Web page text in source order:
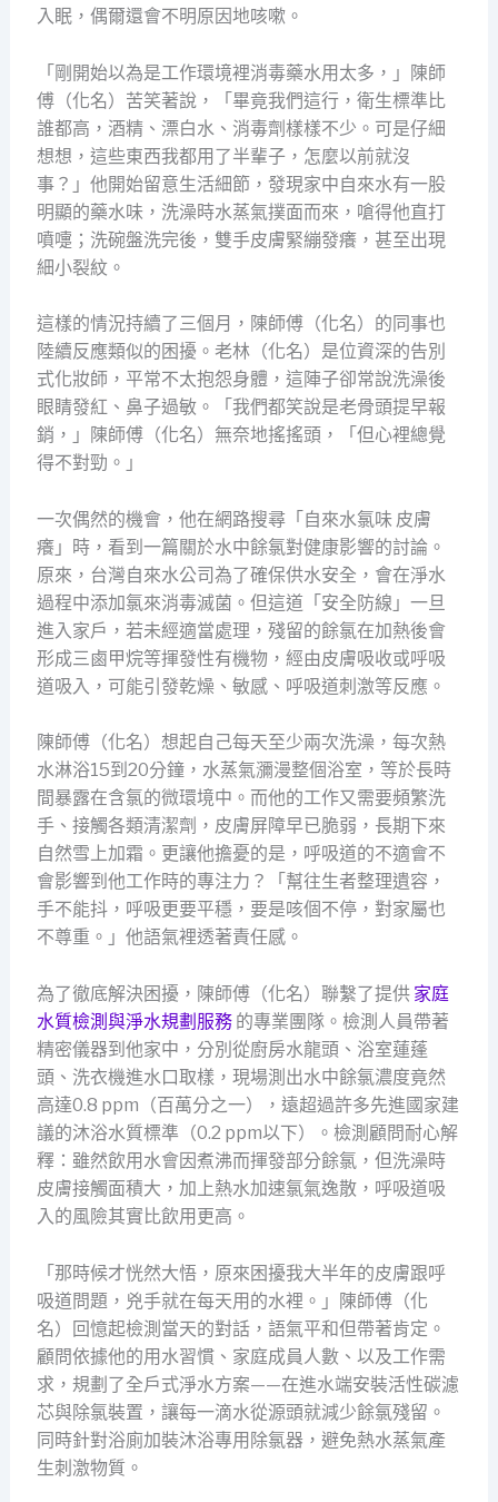
入眠，偶爾還會不明原因地咳嗽。
「剛開始以為是工作環境裡消毒藥水用太多，」陳師
傅（化名）苦笑著說，「畢竟我們這行，衛生標準比
誰都高，酒精、漂白水、消毒劑樣樣不少。可是仔細
想想，這些東西我都用了半輩子，怎麼以前就沒
事？」他開始留意生活細節，發現家中自來水有一股
明顯的藥水味，洗澡時水蒸氣撲面而來，嗆得他直打
噴嚏；洗碗盤洗完後，雙手皮膚緊繃發癢，甚至出現
細小裂紋。
這樣的情況持續了三個月，陳師傅（化名）的同事也
陸續反應類似的困擾。老林（化名）是位資深的告別
式化妝師，平常不太抱怨身體，這陣子卻常說洗澡後
眼睛發紅、鼻子過敏。「我們都笑說是老骨頭提早報
銷，」陳師傅（化名）無奈地搖搖頭，「但心裡總覺
得不對勁。」
一次偶然的機會，他在網路搜尋「自來水氯味 皮膚
癢」時，看到一篇關於水中餘氯對健康影響的討論。
原來，台灣自來水公司為了確保供水安全，會在淨水
過程中添加氯來消毒滅菌。但這道「安全防線」一旦
進入家戶，若未經適當處理，殘留的餘氯在加熱後會
形成三鹵甲烷等揮發性有機物，經由皮膚吸收或呼吸
道吸入，可能引發乾燥、敏感、呼吸道刺激等反應。
陳師傅（化名）想起自己每天至少兩次洗澡，每次熱
水淋浴15到20分鐘，水蒸氣瀰漫整個浴室，等於長時
間暴露在含氯的微環境中。而他的工作又需要頻繁洗
手、接觸各類清潔劑，皮膚屏障早已脆弱，長期下來
自然雪上加霜。更讓他擔憂的是，呼吸道的不適會不
會影響到他工作時的專注力？「幫往生者整理遺容，
手不能抖，呼吸更要平穩，要是咳個不停，對家屬也
不尊重。」他語氣裡透著責任感。
為了徹底解決困擾，陳師傅（化名）聯繫了提供 家庭
水質檢測與淨水規劃服務的專業團隊。檢測人員帶著
精密儀器到他家中，分別從廚房水龍頭、浴室蓮蓬
頭、洗衣機進水口取樣，現場測出水中餘氯濃度竟然
高達0.8 ppm（百萬分之一），遠超過許多先進國家建
議的沐浴水質標準（0.2 ppm以下）。檢測顧問耐心解
釋：雖然飲用水會因煮沸而揮發部分餘氯，但洗澡時
皮膚接觸面積大，加上熱水加速氯氣逸散，呼吸道吸
入的風險其實比飲用更高。
「那時候才恍然大悟，原來困擾我大半年的皮膚跟呼
吸道問題，兇手就在每天用的水裡。」陳師傅（化
名）回憶起檢測當天的對話，語氣平和但帶著肯定。
顧問依據他的用水習慣、家庭成員人數、以及工作需
求，規劃了全戶式淨水方案——在進水端安裝活性碳濾
芯與除氯裝置，讓每一滴水從源頭就減少餘氯殘留。
同時針對浴廁加裝沐浴專用除氯器，避免熱水蒸氣產
生刺激物質。